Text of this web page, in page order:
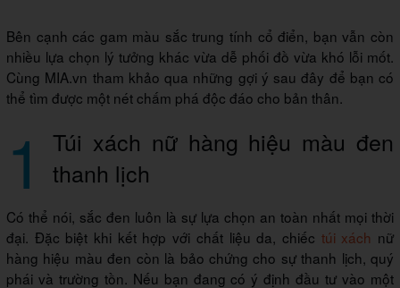
Bên cạnh các gam màu sắc trung tính cổ điển, bạn vẫn còn
nhiều lựa chọn lý tưởng khác vừa dễ phối đồ vừa khó lỗi mốt.
Cùng MIA.vn tham khảo qua những gợi ý sau đây để bạn có
thể tìm được một nét chấm phá độc đáo cho bản thân.
1
Túi xách nữ hàng hiệu màu đen
thanh lịch
Có thể nói, sắc đen luôn là sự lựa chọn an toàn nhất mọi thời
đại. Đặc biệt khi kết hợp với chất liệu da, chiếc túi xách nữ
hàng hiệu màu đen còn là bảo chứng cho sự thanh lịch, quý
phái và trường tồn. Nếu bạn đang có ý định đầu tư vào một